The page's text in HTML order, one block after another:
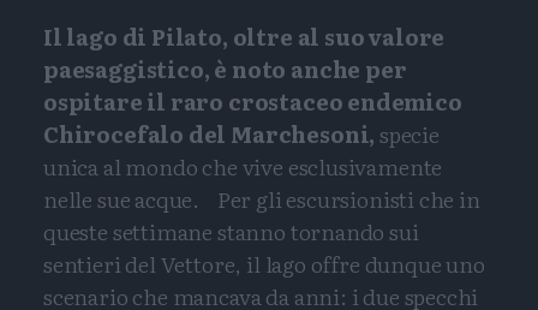
Il lago di Pilato, oltre al suo valore
paesaggistico, è noto anche per
ospitare il raro crostaceo endemico
Chirocefalo del Marchesoni,specie
unica al mondo che vive esclusivamente
nelle sue acque. Per gli escursionisti che in
queste settimane stanno tornando sui
sentieri del Vettore, il lago offre dunque uno
scenario che mancava da anni: i due specchi